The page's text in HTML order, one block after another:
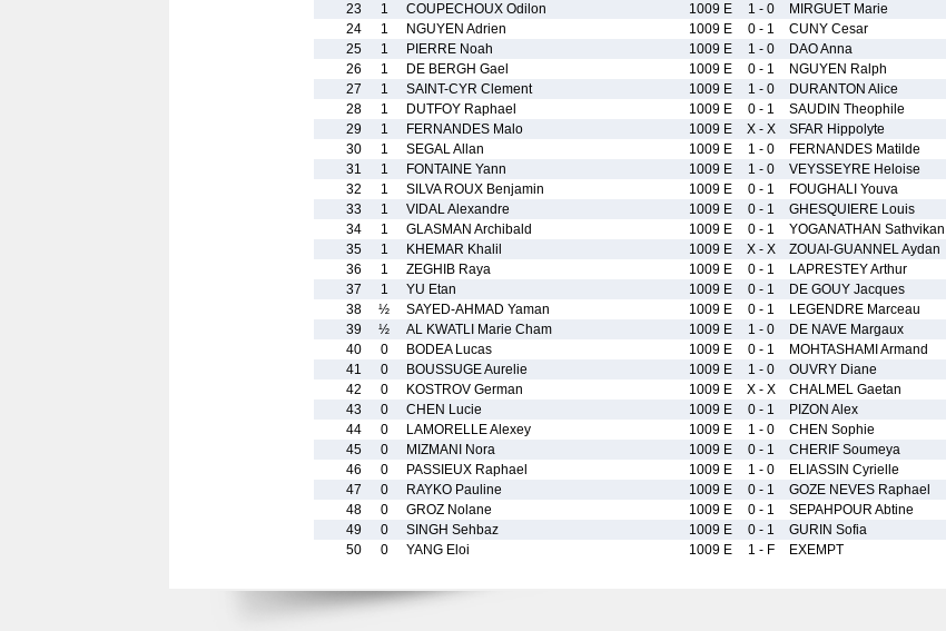
23
1 COUPECHOUX Odilon 1009 E 1 - 0 MIRGUET Marie
24
1 NGUYEN Adrien 1009 E 0 - 1 CUNY Cesar
25
1 PIERRE Noah 1009 E 1 - 0 DAO Anna
26
1 DE BERGH Gael 1009 E 0 - 1 NGUYEN Ralph
27
1 SAINT-CYR Clement 1009 E 1 - 0 DURANTON Alice
28
1 DUTFOY Raphael 1009 E 0 - 1 SAUDIN Theophile
29
1 FERNANDES Malo 1009 E X - X SFAR Hippolyte
30
1 SEGAL Allan 1009 E 1 - 0 FERNANDES Matilde
31
1 FONTAINE Yann 1009 E 1 - 0 VEYSSEYRE Heloise
32
1 SILVA ROUX Benjamin 1009 E 0 - 1 FOUGHALI Youva
33
1 VIDAL Alexandre 1009 E 0 - 1 GHESQUIERE Louis
34
1 GLASMAN Archibald 1009 E 0 - 1 YOGANATHAN Sathvikan
35
1 KHEMAR Khalil 1009 E X - X ZOUAI-GUANNEL Aydan
36
1 ZEGHIB Raya 1009 E 0 - 1 LAPRESTEY Arthur
37
1 YU Etan 1009 E 0 - 1 DE GOUY Jacques
38
½ SAYED-AHMAD Yaman 1009 E 0 - 1 LEGENDRE Marceau
39
½ AL KWATLI Marie Cham 1009 E 1 - 0 DE NAVE Margaux
40
0 BODEA Lucas 1009 E 0 - 1 MOHTASHAMI Armand
41
0 BOUSSUGE Aurelie 1009 E 1 - 0 OUVRY Diane
42
0 KOSTROV German 1009 E X - X CHALMEL Gaetan
43
0 CHEN Lucie 1009 E 0 - 1 PIZON Alex
44
0 LAMORELLE Alexey 1009 E 1 - 0 CHEN Sophie
45
0 MIZMANI Nora 1009 E 0 - 1 CHERIF Soumeya
46
0 PASSIEUX Raphael 1009 E 1 - 0 ELIASSIN Cyrielle
47
0 RAYKO Pauline 1009 E 0 - 1 GOZE NEVES Raphael
48
0 GROZ Nolane 1009 E 0 - 1 SEPAHPOUR Abtine
49
0 SINGH Sehbaz 1009 E 0 - 1 GURIN Sofia
50
0 YANG Eloi 1009 E 1 - F EXEMPT